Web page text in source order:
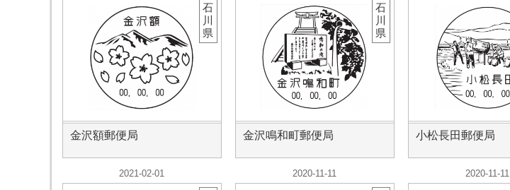
金沢額郵便局
石
川
県
金沢鳴和町郵便局
石
川
県
小松長田郵便局
2021-02-01 2020-11-11 2020-11-11